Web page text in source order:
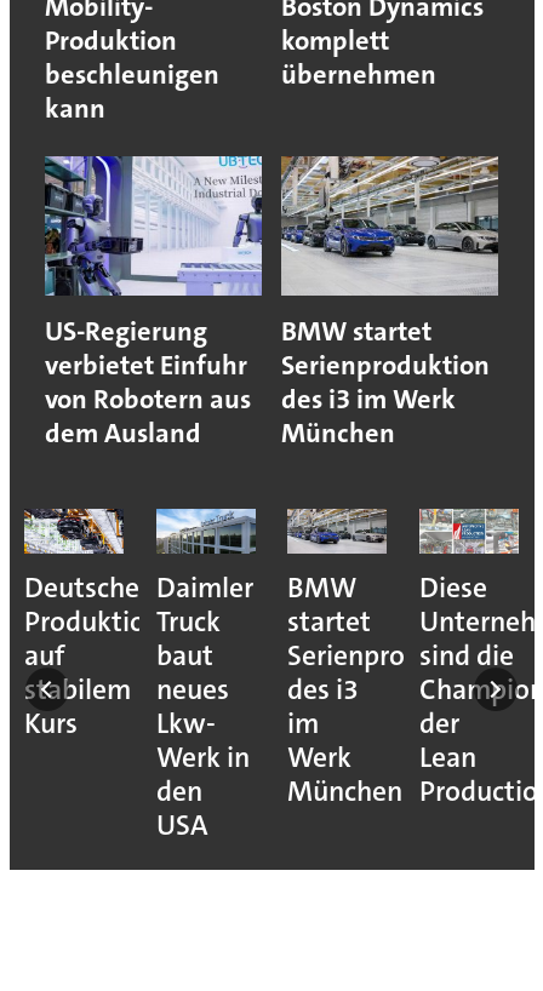
Produktion
beschleunigen
kann
komplett
übernehmen
US-Regierung
verbietet Einfuhr
von Robotern aus
dem Ausland
BMW startet
Serienproduktion
des i3 im Werk
München
Deutsche
Produktion
auf
stabilem
Kurs
Daimler
Truck
baut
neues
Lkw-
Werk in
den
USA
BMW
startet
Serienproduktion
des i3
im
Werk
München
Diese
sind die
der
Lean